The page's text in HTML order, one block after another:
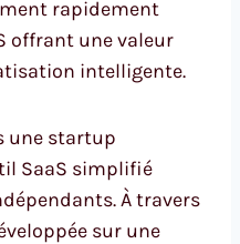
rapidement
offrant une valeur
intelligente.
une startup
SaaS simplifié
À travers
sur une